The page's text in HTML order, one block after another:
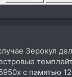
Зерокул
с памятью